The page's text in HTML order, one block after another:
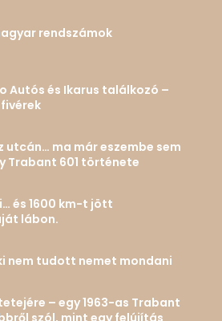
rendszámok
Autós és Ikarus találkozó –
fivérek
utcán… ma már eszembe sem
Trabant 601 története
és 1600 km-t jött
lábon.
nem tudott nemet mondani
– egy 1963-as Trabant
szól, mint egy felújítás